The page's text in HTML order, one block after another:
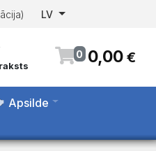
LV
0 0,00 €
Apsilde